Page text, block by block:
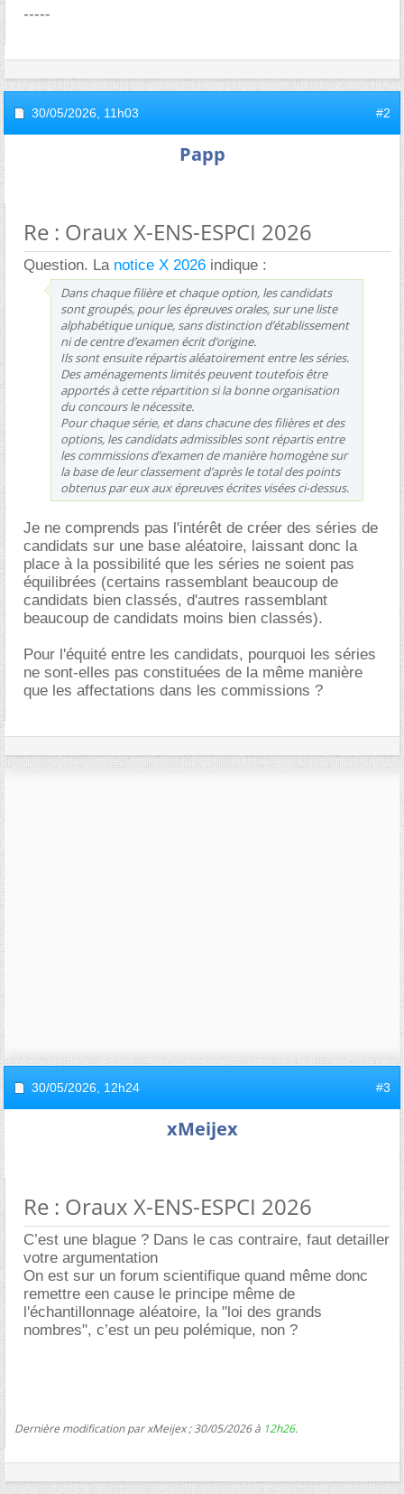
-----
30/05/2026, 11h03 #2
Papp
Re : Oraux X-ENS-ESPCI 2026
Question. La notice X 2026 indique :
Dans chaque filière et chaque option, les candidats
sont groupés, pour les épreuves orales, sur une liste
alphabétique unique, sans distinction d’établissement
ni de centre d’examen écrit d’origine.
Ils sont ensuite répartis aléatoirement entre les séries.
Des aménagements limités peuvent toutefois être
apportés à cette répartition si la bonne organisation
du concours le nécessite.
Pour chaque série, et dans chacune des filières et des
options, les candidats admissibles sont répartis entre
les commissions d’examen de manière homogène sur
la base de leur classement d’après le total des points
obtenus par eux aux épreuves écrites visées ci-dessus.
Je ne comprends pas l'intérêt de créer des séries de
candidats sur une base aléatoire, laissant donc la
place à la possibilité que les séries ne soient pas
équilibrées (certains rassemblant beaucoup de
candidats bien classés, d'autres rassemblant
beaucoup de candidats moins bien classés).
Pour l'équité entre les candidats, pourquoi les séries
ne sont-elles pas constituées de la même manière
que les affectations dans les commissions ?
30/05/2026, 12h24 #3
xMeijex
Re : Oraux X-ENS-ESPCI 2026
C’est une blague ? Dans le cas contraire, faut detailler
votre argumentation
On est sur un forum scientifique quand même donc
remettre een cause le principe même de
l'échantillonnage aléatoire, la "loi des grands
nombres", c’est un peu polémique, non ?
Dernière modification par xMeijex ; 30/05/2026 à 12h26.